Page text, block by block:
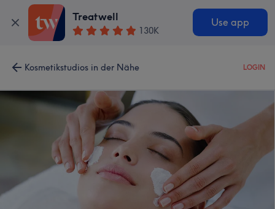
Treatwell
130K
Use app
Kosmetikstudios in der Nähe LOGIN